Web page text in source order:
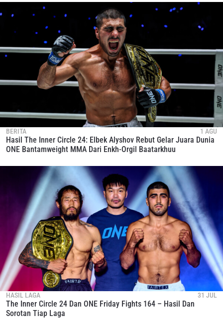
BERITA 1 AGU
Hasil The Inner Circle 24: Elbek Alyshov Rebut Gelar Juara Dunia
ONE Bantamweight MMA Dari Enkh-Orgil Baatarkhuu
HASIL LAGA 31 JUL
The Inner Circle 24 Dan ONE Friday Fights 164 – Hasil Dan
Sorotan Tiap Laga